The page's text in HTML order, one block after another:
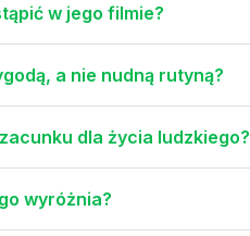
w jego filmie?
a nie nudną rutyną?
dla życia ludzkiego?
wyróżnia?